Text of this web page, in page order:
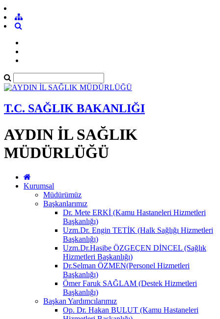
T.C. SAĞLIK BAKANLIĞI
AYDIN İL SAĞLIK
MÜDÜRLÜĞÜ
Kurumsal
Müdürümüz
Başkanlarımız
Dr. Mete ERKİ (Kamu Hastaneleri Hizmetleri
Başkanlığı)
Uzm.Dr. Engin TETİK (Halk Sağlığı Hizmetleri
Başkanlığı)
Uzm.Dr.Hasibe ÖZGEÇEN DİNCEL (Sağlık
Hizmetleri Başkanlığı)
Dr.Selman ÖZMEN(Personel Hizmetleri
Başkanlığı)
Ömer Faruk SAĞLAM (Destek Hizmetleri
Başkanlığı)
Başkan Yardımcılarımız
Op. Dr. Hakan BULUT (Kamu Hastaneleri